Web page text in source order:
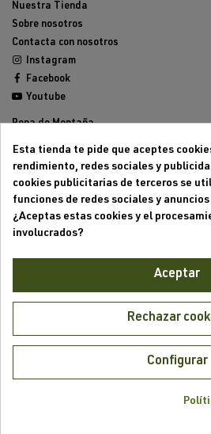
Nuestra Tienda
Sobre nosotros
Contacta con nosotros
Instagram
Facebook
Youtube
Ropa de Montaña
Mochilas de montaña
Equipamiento de Montaña
Trailrunning
Outlet
Condiciones generales de venta
Mis direcciones
Esta tienda te pide que aceptes
rendimiento, redes sociales y
cookies publicitarias de terceros se
funciones de redes sociales y
¿Aceptas estas cookies y el
involucrados?
Aceptar
Rechazar
Configurar